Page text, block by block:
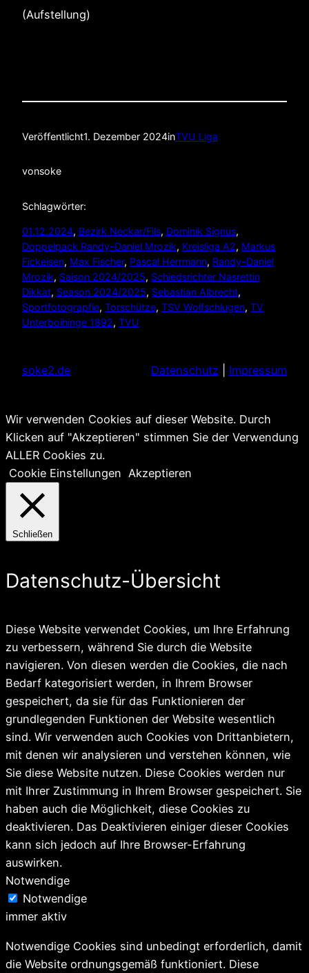
(Aufstellung)
Veröffentlicht1. Dezember 2024inTVU Liga
vonsoke
Schlagwörter:
01.12.2024, Bezirk Neckar/Fils, Dominik Signus
Doppelpack Randy-Daniel Mrozik, Kreisliga A2, Markus
Fickeisen, Max Fischer, Pascal Herrmann, Randy-Daniel
Mrozik, Saison 2024/2025, Schiedsrichter Nasrettin
Dikkat, Season 2024/2025, Sebastian Albrecht
Sportfotograpfie, Torschütze, TSV Wolfschlugen, TV
Unterboihinge 1892, TVU
soke2.de Datenschutz Impressum
Wir verwenden Cookies auf dieser Website. Durch
Klicken auf "Akzeptieren" stimmen Sie der Verwendung
ALLER Cookies zu.
Cookie Einstellungen Akzeptieren
Schließen
Datenschutz-Übersicht
Diese Website verwendet Cookies, um Ihre Erfahrung
zu verbessern, während Sie durch die Website
navigieren. Von diesen werden die Cookies, die nach
Bedarf kategorisiert werden, in Ihrem Browser
gespeichert, da sie für das Funktionieren der
grundlegenden Funktionen der Website wesentlich
sind. Wir verwenden auch Cookies von Drittanbietern,
mit denen wir analysieren und verstehen können, wie
Sie diese Website nutzen. Diese Cookies werden nur
mit Ihrer Zustimmung in Ihrem Browser gespeichert. Sie
haben auch die Möglichkeit, diese Cookies zu
deaktivieren. Das Deaktivieren einiger dieser Cookies
kann sich jedoch auf Ihre Browser-Erfahrung
auswirken.
Notwendige
Notwendige
immer aktiv
Notwendige Cookies sind unbedingt erforderlich, damit
die Website ordnungsgemäß funktioniert. Diese